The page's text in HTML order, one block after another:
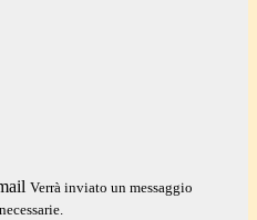
Verrà inviato un messaggio